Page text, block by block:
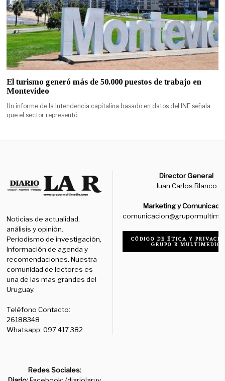
El turismo generó más de 50.000 puestos de trabajo en
Montevideo
Un informe de la Intendencia capitalina basado en datos del INE señala
que el sector representó
Noticias de actualidad,
análisis y opinión.
Periodismo de investigación,
Información de agenda y
recomendaciones. Nuestra
comunidad de lectores es
una de las mas grandes del
Uruguay.
Teléfono Contacto:
26188348
Whatsapp: 097 417 382
Director General
Juan Carlos Blanco
Marketing y
CÓDIGO DE ÉTICA Y
GRUPO R MULTIMEDIO
Redes Sociales: